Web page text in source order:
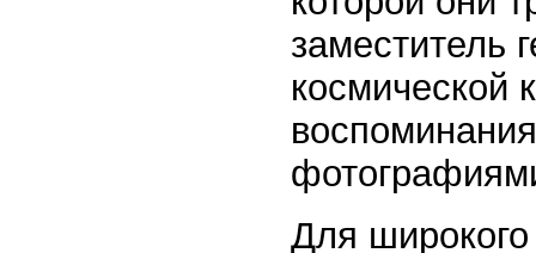
заместитель
космической
Для широкого